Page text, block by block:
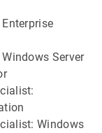
Server
Windows